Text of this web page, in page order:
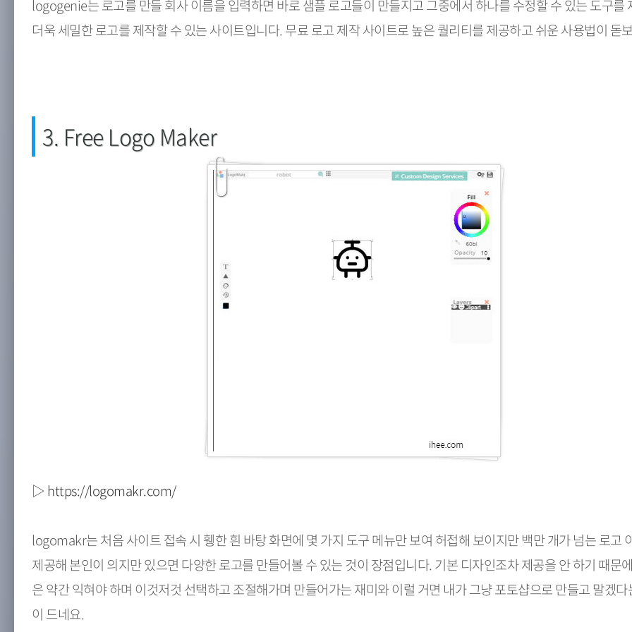
logogenie는 로고를 만들 회사 이름을 입력하면 바로 샘플 로고들이 만들지고 그중에서 하나를 수정할 수 있는 도구를
더욱 세밀한 로고를 제작할 수 있는 사이트입니다. 무료 로고 제작 사이트로 높은 퀄리티를 제공하고 쉬운 사용법이 돋
3. Free Logo Maker
▷ https://logomakr.com/
logomakr는 처음 사이트 접속 시 휑한 흰 바탕 화면에 몇 가지 도구 메뉴만 보여 허접해 보이지만 백만 개가 넘는 로고
제공해 본인이 의지만 있으면 다양한 로고를 만들어볼 수 있는 것이 장점입니다. 기본 디자인조차 제공을 안 하기 때문
은 약간 익혀야 하며 이것저것 선택하고 조절해가며 만들어가는 재미와 이럴 거면 내가 그냥 포토샵으로 만들고 말겠다
이 드네요.